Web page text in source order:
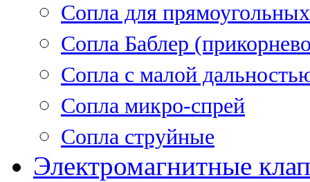
Сопла для
Сопла Баблер
Сопла с малой
Сопла микро-спрей
Сопла струйные
Электромагнитные